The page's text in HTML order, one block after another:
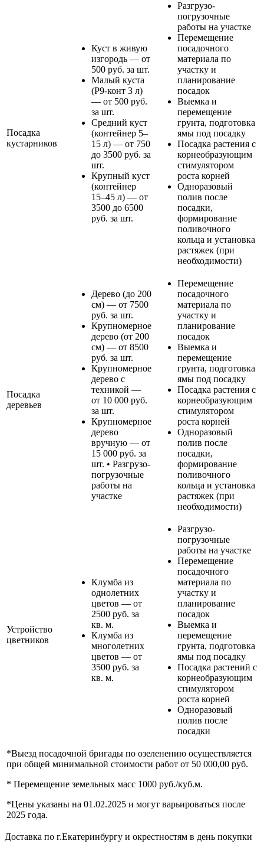
Посадка
кустарников
Куст в живую
изгородь — от
500 руб. за шт.
Малый куста
(Р9-конт 3 л)
— от 500 руб.
за шт.
Средний куст
(контейнер 5–
15 л) — от 750
до 3500 руб. за
шт.
Крупный куст
(контейнер
15–45 л) — от
3500 до 6500
руб. за шт.
Разгрузо-
погрузочные
работы на участке
Перемещение
посадочного
материала по
участку и
планирование
посадок
Выемка и
перемещение
грунта, подготовка
ямы под посадку
Посадка растения с
корнеобразующим
стимулятором
роста корней
Одноразовый
полив после
посадки,
формирование
поливочного
кольца и установка
растяжек (при
необходимости)
Посадка
деревьев
Дерево (до 200
см) — от 7500
руб. за шт.
Крупномерное
дерево (от 200
см) — от 8500
руб. за шт.
Крупномерное
дерево с
техникой —
от 10 000 руб.
за шт.
Крупномерное
дерево
вручную — от
15 000 руб. за
шт. • Разгрузо-
погрузочные
работы на
участке
Перемещение
посадочного
материала по
участку и
планирование
посадок
Выемка и
перемещение
грунта, подготовка
ямы под посадку
Посадка растения с
корнеобразующим
стимулятором
роста корней
Одноразовый
полив после
посадки,
формирование
поливочного
кольца и установка
растяжек (при
необходимости)
Устройство
цветников
Клумба из
однолетних
цветов — от
2500 руб. за
кв. м.
Клумба из
многолетних
цветов — от
3500 руб. за
кв. м.
Разгрузо-
погрузочные
работы на участке
Перемещение
посадочного
материала по
участку и
планирование
посадок
Выемка и
перемещение
грунта, подготовка
ямы под посадку
Посадка растений с
корнеобразующим
стимулятором
роста корней
Одноразовый
полив после
посадки
*Выезд посадочной бригады по озеленению осуществляется
при общей минимальной стоимости работ от 50 000,00 руб.
* Перемещение земельных масс 1000 руб./куб.м.
*Цены указаны на 01.02.2025 и могут варьироваться после
2025 года.
Доставка по г.Екатеринбургу и окрестностям в день покупки